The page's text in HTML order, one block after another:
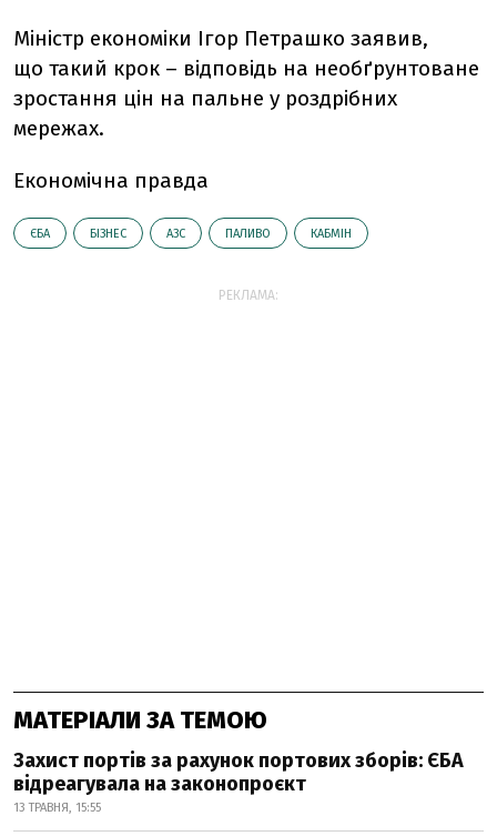
Міністр економіки Ігор Петрашко заявив,
що такий крок – відповідь на необґрунтоване
зростання цін на пальне у роздрібних
мережах.
Економічна правда
ЄБА БІЗНЕС АЗС ПАЛИВО КАБМІН
РЕКЛАМА:
МАТЕРІАЛИ ЗА ТЕМОЮ
Захист портів за рахунок портових зборів: ЄБА
відреагувала на законопроєкт
13 ТРАВНЯ, 15:55